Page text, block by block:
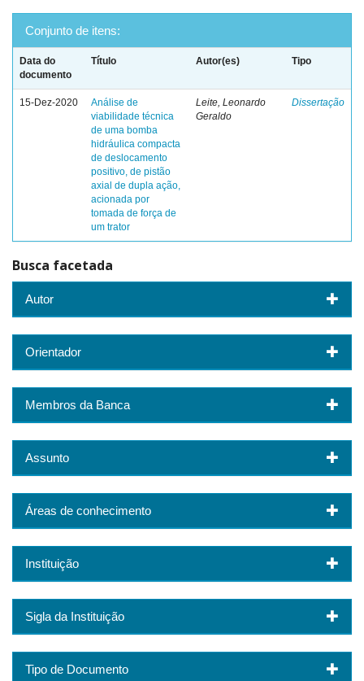
Conjunto de itens:
Data do
documento
Título Autor(es) Tipo
15-Dez-2020
Análise de
viabilidade técnica
de uma bomba
hidráulica compacta
de deslocamento
positivo, de pistão
axial de dupla ação,
acionada por
tomada de força de
um trator
Leite, Leonardo
Geraldo
Dissertação
Busca facetada
Autor
Orientador
Membros da Banca
Assunto
Áreas de conhecimento
Instituição
Sigla da Instituição
Tipo de Documento